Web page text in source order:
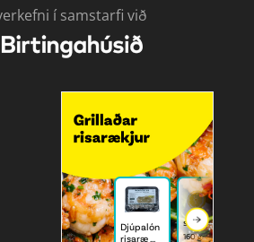
í samstarfi við